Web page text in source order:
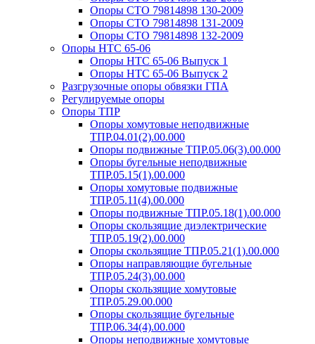
Опоры СТО 79814898 130-2009
Опоры СТО 79814898 131-2009
Опоры СТО 79814898 132-2009
Опоры НТС 65-06
Опоры НТС 65-06 Выпуск 1
Опоры НТС 65-06 Выпуск 2
Разгрузочные опоры обвязки ГПА
Регулируемые опоры
Опоры ТПР
Опоры хомутовые неподвижные
ТПР.04.01(2).00.000
Опоры подвижные ТПР.05.06(3).00.000
Опоры бугельные неподвижные
ТПР.05.15(1).00.000
Опоры хомутовые подвижные
ТПР.05.11(4).00.000
Опоры подвижные ТПР.05.18(1).00.000
Опоры скользящие диэлектрические
ТПР.05.19(2).00.000
Опоры скользящие ТПР.05.21(1).00.000
Опоры направляющие бугельные
ТПР.05.24(3).00.000
Опоры скользящие хомутовые
ТПР.05.29.00.000
Опоры скользящие бугельные
ТПР.06.34(4).00.000
Опоры неподвижные хомутовые